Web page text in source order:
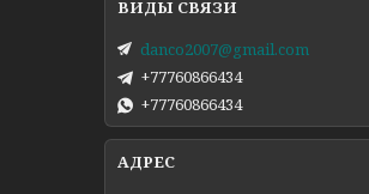
danco2007@gmail.com
+77760866434
+77760866434